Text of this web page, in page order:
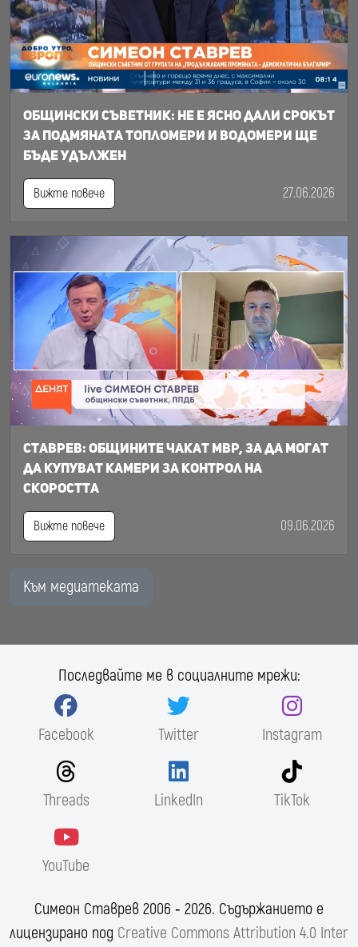
Общински съветник: Не е ясно дали срокът
за подмяната топломери и водомери ще
бъде удължен
Вижте повече 27.06.2026
Ставрев: общините чакат МВР, за да могат
да купуват камери за контрол на
скоростта
Вижте повече 09.06.2026
Към медиатеката
Последвайте ме в социалните мрежи:
Facebook Twitter Instagram
Threads LinkedIn TikTok
YouTube
Симеон Ставрев 2006 ‐ 2026. Съдържанието е
лицензирано под Creative Commons Attribution 4.0 Inter